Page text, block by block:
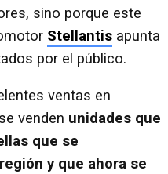
sino porque este
Stellantis apunta
por el público.
ventas en
venden unidades que
que se
y que ahora se